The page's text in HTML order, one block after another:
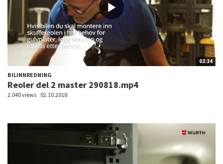
03:34
BILINNREDNING
Reoler del 2 master 290818.mp4
2.040 views 02.10.2018